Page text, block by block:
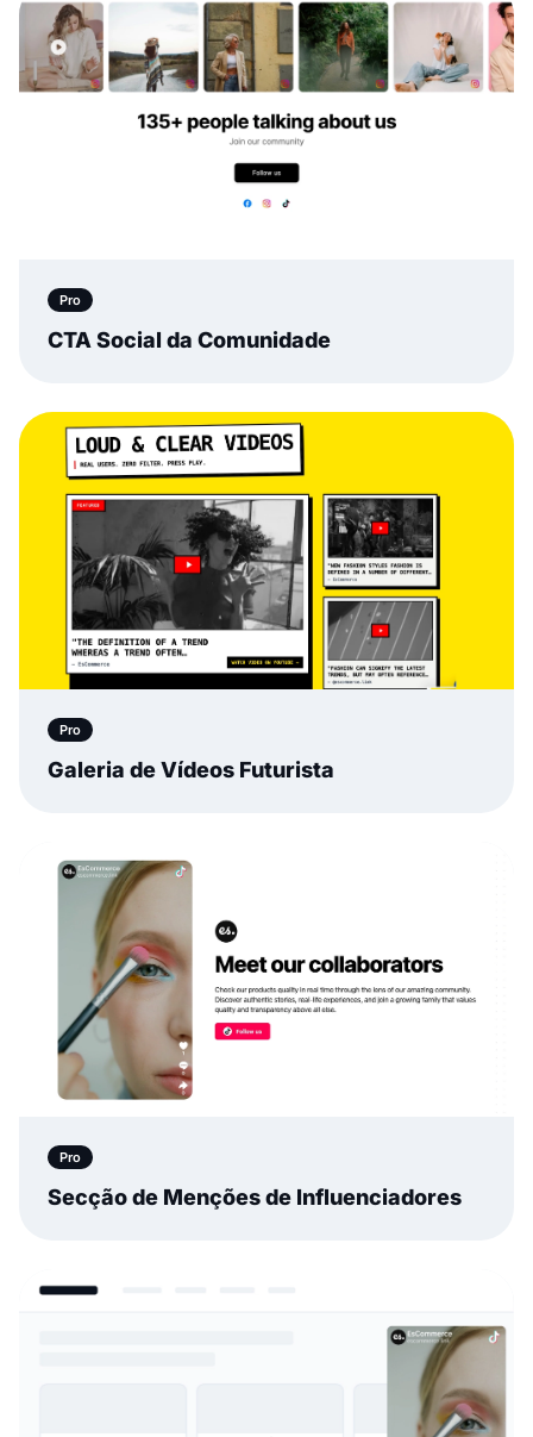
Pro
CTA Social da Comunidade
Pro
Galeria de Vídeos Futurista
Pro
Secção de Menções de Influenciadores